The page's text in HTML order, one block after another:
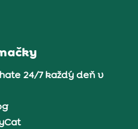
24/7 každý deň v